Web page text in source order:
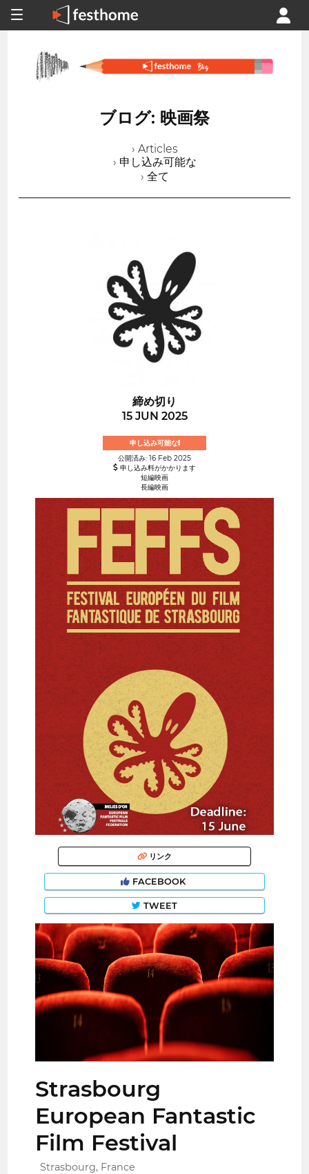
ブログ: 映画祭
› Articles
› 申し込み可能な
› 全て
締め切り
15 JUN 2025
申し込み可能な!
公開済み: 16 Feb 2025
申し込み料がかかります
短編映画
長編映画
リンク
FACEBOOK
TWEET
Strasbourg
European Fantastic
Film Festival
Strasbourg, France